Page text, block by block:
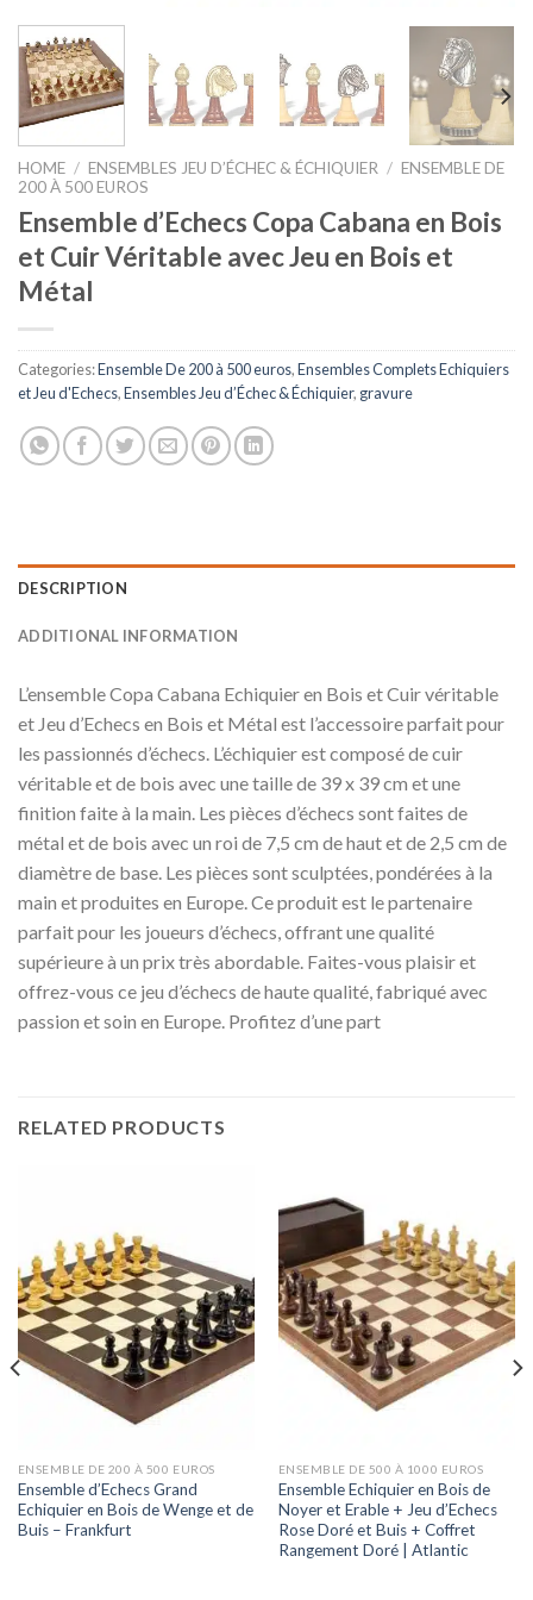
HOME / ENSEMBLES JEU D’ÉCHEC & ÉCHIQUIER / ENSEMBLE DE
200 À 500 EUROS
Ensemble d’Echecs Copa Cabana en Bois
et Cuir Véritable avec Jeu en Bois et
Métal
Categories:Ensemble De 200 à 500 euros,Ensembles Complets Echiquiers
et Jeu d'Echecs,Ensembles Jeu d’Échec & Échiquier, gravure
DESCRIPTION
ADDITIONAL INFORMATION
L’ensemble Copa Cabana Echiquier en Bois et Cuir véritable
et Jeu d’Echecs en Bois et Métal est l’accessoire parfait pour
les passionnés d’échecs. L’échiquier est composé de cuir
véritable et de bois avec une taille de 39 x 39 cm et une
finition faite à la main. Les pièces d’échecs sont faites de
métal et de bois avec un roi de 7,5 cm de haut et de 2,5 cm de
diamètre de base. Les pièces sont sculptées, pondérées à la
main et produites en Europe. Ce produit est le partenaire
parfait pour les joueurs d’échecs, offrant une qualité
supérieure à un prix très abordable. Faites-vous plaisir et
offrez-vous ce jeu d’échecs de haute qualité, fabriqué avec
passion et soin en Europe. Profitez d’une part
RELATED PRODUCTS
ENSEMBLE DE 200 À 500 EUROS
Ensemble d’Echecs Grand
Echiquier en Bois de Wenge et de
Buis – Frankfurt
ENSEMBLE DE 500 À 1000 EUROS
Ensemble Echiquier en Bois de
Noyer et Erable + Jeu d’Echecs
Rose Doré et Buis + Coffret
Rangement Doré | Atlantic